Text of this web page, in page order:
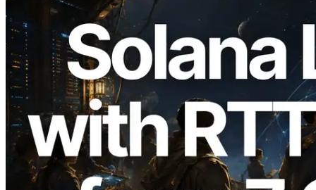
2026.08.05
ERPC erweitert Solana Leader Slot API
um Ping-Messung aus 7 globalen
Regionen — Validators Information API
ebenfalls gestartet